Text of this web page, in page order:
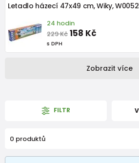
Letadlo házecí 47x49 cm, Wiky,
24 hodin
229 Kč 158 Kč
s DPH
Zobrazit více
FILTR
0 produktů